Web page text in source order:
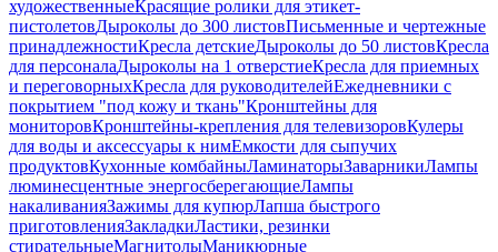
художественныеКрасящие ролики для этикет-
пистолетовДыроколы до 300 листовПисьменные и чертежные
принадлежностиКресла детскиеДыроколы до 50 листовКресла
для персоналаДыроколы на 1 отверстиеКресла для приемных
и переговорныхКресла для руководителейЕжедневники с
покрытием "под кожу и ткань"Кронштейны для
мониторовКронштейны-крепления для телевизоровКулеры
для воды и аксессуары к нимЕмкости для сыпучих
продуктовКухонные комбайныЛаминаторыЗаварникиЛампы
люминесцентные энергосберегающиеЛампы
накаливанияЗажимы для купюрЛапша быстрого
приготовленияЗакладкиЛастики, резинки
стирательныеМагнитолыМаникюрные